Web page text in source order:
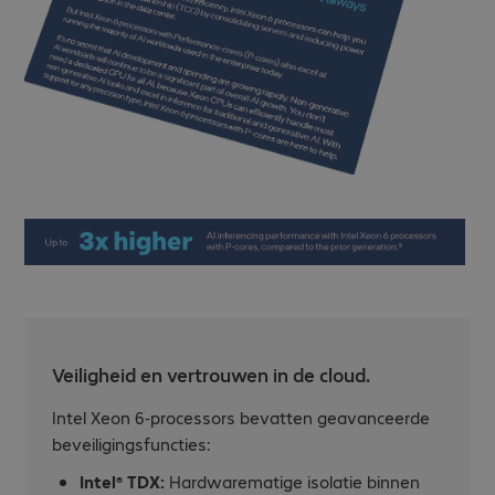
Veiligheid en vertrouwen in de cloud.
Intel Xeon 6-processors bevatten geavanceerde
beveiligingsfuncties:
Intel® TDX: Hardwarematige isolatie binnen